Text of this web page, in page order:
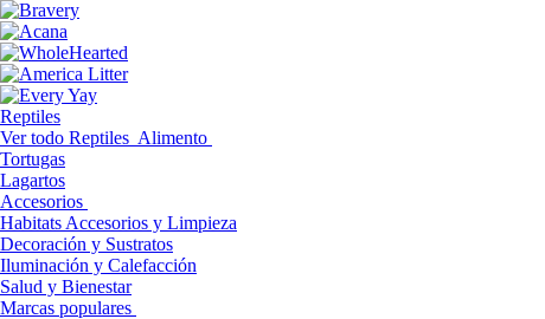
Reptiles
Ver todo Reptiles Alimento
Tortugas
Lagartos
Accesorios
Habitats Accesorios y Limpieza
Decoración y Sustratos
Iluminación y Calefacción
Salud y Bienestar
Marcas populares